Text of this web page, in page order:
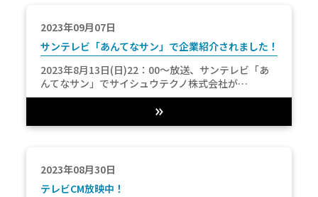
2023年09月07日
サンテレビ「あんてなサン」で企業紹介されました！
2023年8月13日(日)22：00～放送、サンテレビ「あ
んてなサン」でサイシュウテクノ株式会社が…
2023年08月30日
テレビCM放映中！